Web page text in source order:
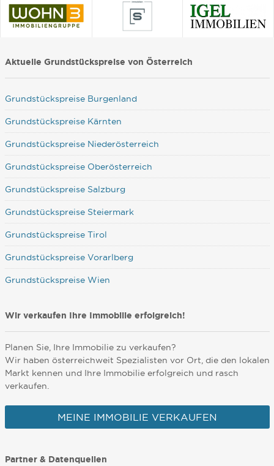
Aktuelle Grundstückspreise von Österreich
Grundstückspreise Burgenland
Grundstückspreise Kärnten
Grundstückspreise Niederösterreich
Grundstückspreise Oberösterreich
Grundstückspreise Salzburg
Grundstückspreise Steiermark
Grundstückspreise Tirol
Grundstückspreise Vorarlberg
Grundstückspreise Wien
Wir verkaufen Ihre Immobilie erfolgreich!
Planen Sie, Ihre Immobilie zu verkaufen?
Wir haben österreichweit Spezialisten vor Ort, die den lokalen
Markt kennen und Ihre Immobilie erfolgreich und rasch
verkaufen.
MEINE IMMOBILIE VERKAUFEN
Partner & Datenquellen